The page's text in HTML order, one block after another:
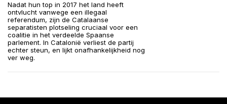
Nadat hun top in 2017 het land heeft
ontvlucht vanwege een illegaal
referendum, zijn de Catalaanse
separatisten plotseling cruciaal voor een
coalitie in het verdeelde Spaanse
parlement. In Catalonië verliest de partij
echter steun, en lijkt onafhankelijkheid nog
ver weg.